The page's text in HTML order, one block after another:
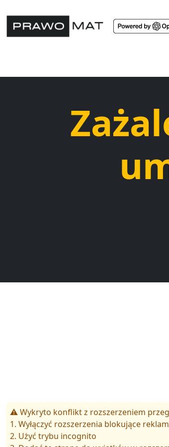
⚠️ Wykryto konflikt z rozszerzeniem
1. Wyłączyć rozszerzenia blokujące
2. Użyć trybu incognito